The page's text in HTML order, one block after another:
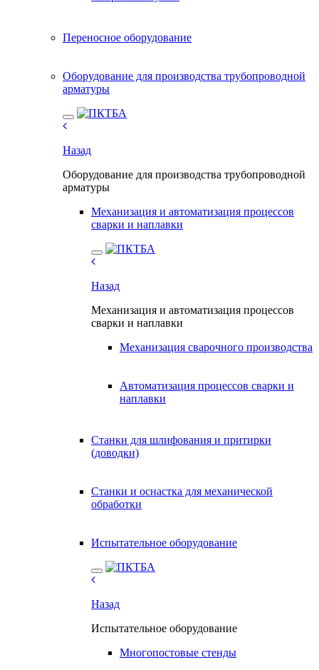
Переносное оборудование
Оборудование для производства трубопроводной
арматуры
Назад
Оборудование для производства трубопроводной
арматуры
Механизация и автоматизация процессов
сварки и наплавки
Назад
Механизация и автоматизация процессов
сварки и наплавки
Механизация сварочного производства
Автоматизация процессов сварки и
наплавки
Станки для шлифования и притирки
(доводки)
Станки и оснастка для механической
обработки
Испытательное оборудование
Назад
Испытательное оборудование
Многопостовые стенды